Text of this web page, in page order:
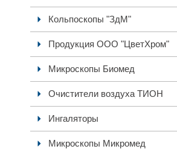
Кольпоскопы "ЗдМ"
Продукция ООО "ЦветХром"
Микроскопы Биомед
Очистители воздуха ТИОН
Ингаляторы
Микроскопы Микромед